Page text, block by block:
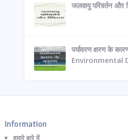
जलवायु परिवर्तन और
पर्यावरण क्षरण के
Environmental
Information
हमारे बारे में